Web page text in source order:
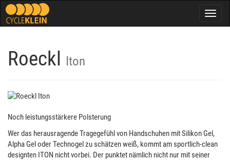
Roeckl Iton
Noch leistungsstärkere Polsterung
Wer das herausragende Tragegefühl von Handschuhen mit Silikon Gel,
Alpha Gel oder Technogel zu schätzen weiß, kommt am sportlich-clean
designten ITON nicht vorbei. Der punktet nämlich nicht nur mit seiner